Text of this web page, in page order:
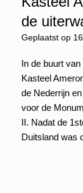
de
Geplaatst op
In de buurt
Kasteel
de Nederrijn
voor de
II. Nadat de
Duitsland was